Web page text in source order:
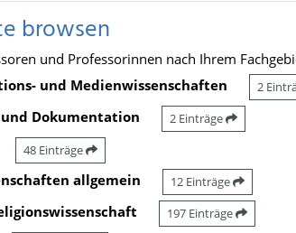
browsen
und Professorinnen nach Ihrem
und Medienwissenschaften
2
Dokumentation 2 Einträge
48 Einträge
allgemein 12 Einträge
197 Einträge